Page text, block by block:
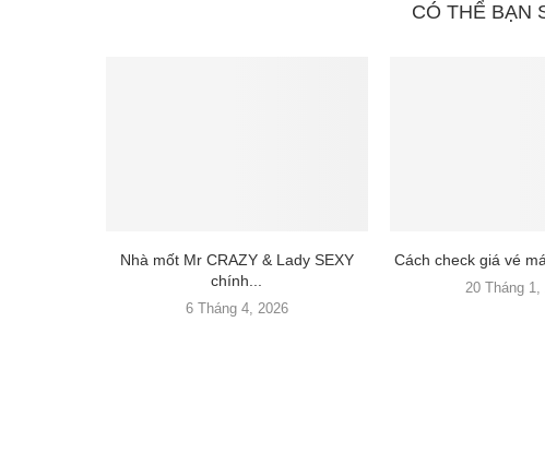
CÓ THỂ BẠN
Nhà mốt Mr CRAZY & Lady SEXY
chính...
6 Tháng 4, 2026
Cách check giá vé
20 Tháng 1,